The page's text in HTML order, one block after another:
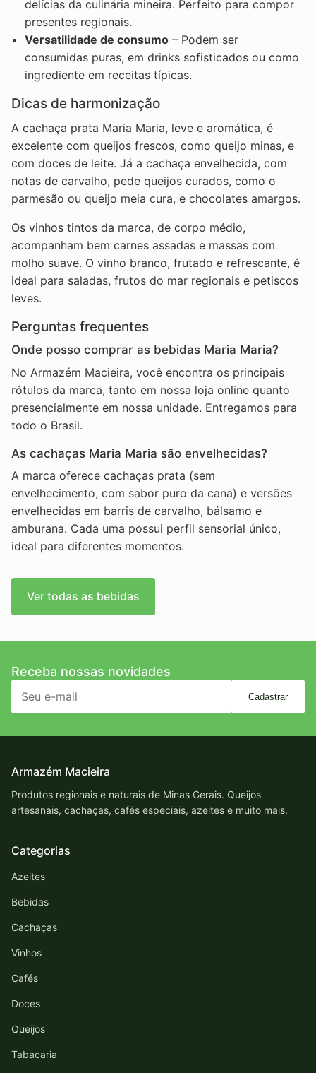
delícias da culinária mineira. Perfeito para compor
presentes regionais.
Versatilidade de consumo – Podem ser
consumidas puras, em drinks sofisticados ou como
ingrediente em receitas típicas.
Dicas de harmonização
A cachaça prata Maria Maria, leve e aromática, é
excelente com queijos frescos, como queijo minas, e
com doces de leite. Já a cachaça envelhecida, com
notas de carvalho, pede queijos curados, como o
parmesão ou queijo meia cura, e chocolates amargos.
Os vinhos tintos da marca, de corpo médio,
acompanham bem carnes assadas e massas com
molho suave. O vinho branco, frutado e refrescante, é
ideal para saladas, frutos do mar regionais e petiscos
leves.
Perguntas frequentes
Onde posso comprar as bebidas Maria Maria?
No Armazém Macieira, você encontra os principais
rótulos da marca, tanto em nossa loja online quanto
presencialmente em nossa unidade. Entregamos para
todo o Brasil.
As cachaças Maria Maria são envelhecidas?
A marca oferece cachaças prata (sem
envelhecimento, com sabor puro da cana) e versões
envelhecidas em barris de carvalho, bálsamo e
amburana. Cada uma possui perfil sensorial único,
ideal para diferentes momentos.
Ver todas as bebidas
Receba nossas novidades
Cadastrar
Armazém Macieira
Produtos regionais e naturais de Minas Gerais. Queijos
artesanais, cachaças, cafés especiais, azeites e muito mais.
Categorias
Azeites
Bebidas
Cachaças
Vinhos
Cafés
Doces
Queijos
Tabacaria